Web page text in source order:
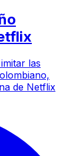
las
de Netflix